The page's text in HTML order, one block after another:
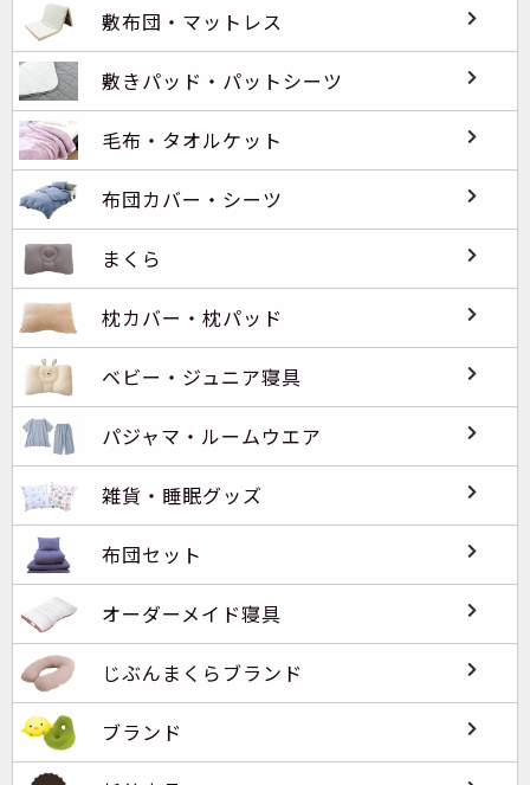
敷布団・マットレス
敷きパッド・パットシーツ
毛布・タオルケット
布団カバー・シーツ
まくら
枕カバー・枕パッド
ベビー・ジュニア寝具
パジャマ・ルームウエア
雑貨・睡眠グッズ
布団セット
オーダーメイド寝具
じぶんまくらブランド
ブランド